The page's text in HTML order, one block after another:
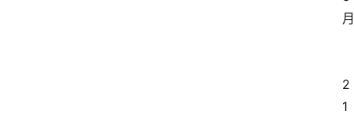
月
2
1